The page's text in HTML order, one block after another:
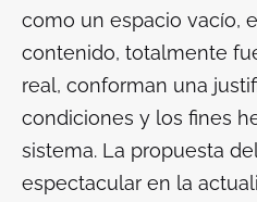
como un espacio vacío,
contenido, totalmente
real, conforman una
condiciones y los fines
sistema. La propuesta
espectacular en la